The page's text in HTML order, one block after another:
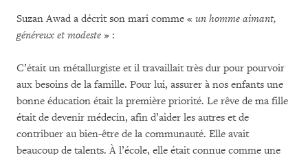
Suzan Awad a décrit son mari comme « un homme aimant,
généreux et modeste » :
C’était un métallurgiste et il travaillait très dur pour pourvoir
aux besoins de la famille. Pour lui, assurer à nos enfants une
bonne éducation était la première priorité. Le rêve de ma fille
était de devenir médecin, afin d’aider les autres et de
contribuer au bien-être de la communauté. Elle avait
beaucoup de talents. À l’école, elle était connue comme une